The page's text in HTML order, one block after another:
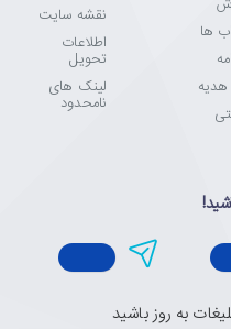
ها
نقشه سایت
اطلاعات
تحویل
لینک های
نامحدود
به روز باشید